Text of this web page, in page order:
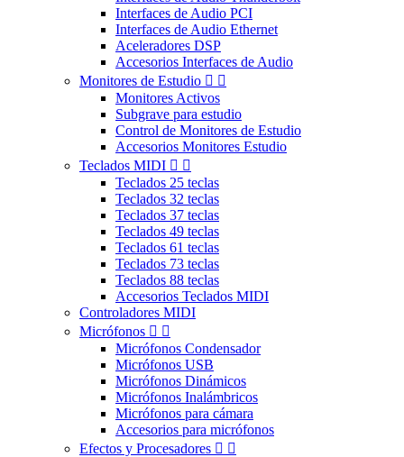
Interfaces de Audio PCI
Interfaces de Audio Ethernet
Aceleradores DSP
Accesorios Interfaces de Audio
Monitores de Estudio  
Monitores Activos
Subgrave para estudio
Control de Monitores de Estudio
Accesorios Monitores Estudio
Teclados MIDI  
Teclados 25 teclas
Teclados 32 teclas
Teclados 37 teclas
Teclados 49 teclas
Teclados 61 teclas
Teclados 73 teclas
Teclados 88 teclas
Accesorios Teclados MIDI
Controladores MIDI
Micrófonos  
Micrófonos Condensador
Micrófonos USB
Micrófonos Dinámicos
Micrófonos Inalámbricos
Micrófonos para cámara
Accesorios para micrófonos
Efectos y Procesadores  